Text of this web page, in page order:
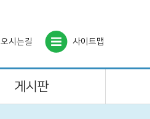
오시는길 사이트맵